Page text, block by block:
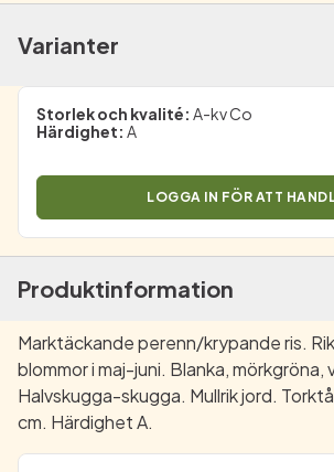
Varianter
Storlek och kvalité: A-kv Co
Härdighet: A
LOGGA IN FÖR ATT
Produktinformation
Marktäckande perenn/krypande ris.
blommor i maj-juni. Blanka, mörkgröna,
Halvskugga-skugga. Mullrik jord.
cm. Härdighet A.